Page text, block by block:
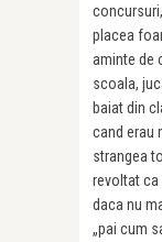
placea
aminte de
scoala,
baiat din
cand erau
strangea
revoltat ca
daca nu
„pai cum